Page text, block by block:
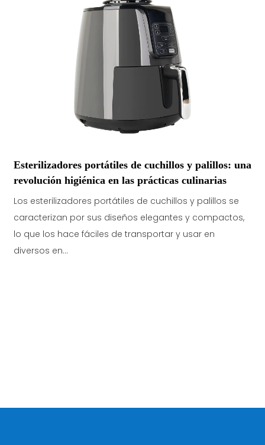
Esterilizadores portátiles de cuchillos y palillos: una
revolución higiénica en las prácticas culinarias
Los esterilizadores portátiles de cuchillos y palillos se
caracterizan por sus diseños elegantes y compactos,
lo que los hace fáciles de transportar y usar en
diversos en...